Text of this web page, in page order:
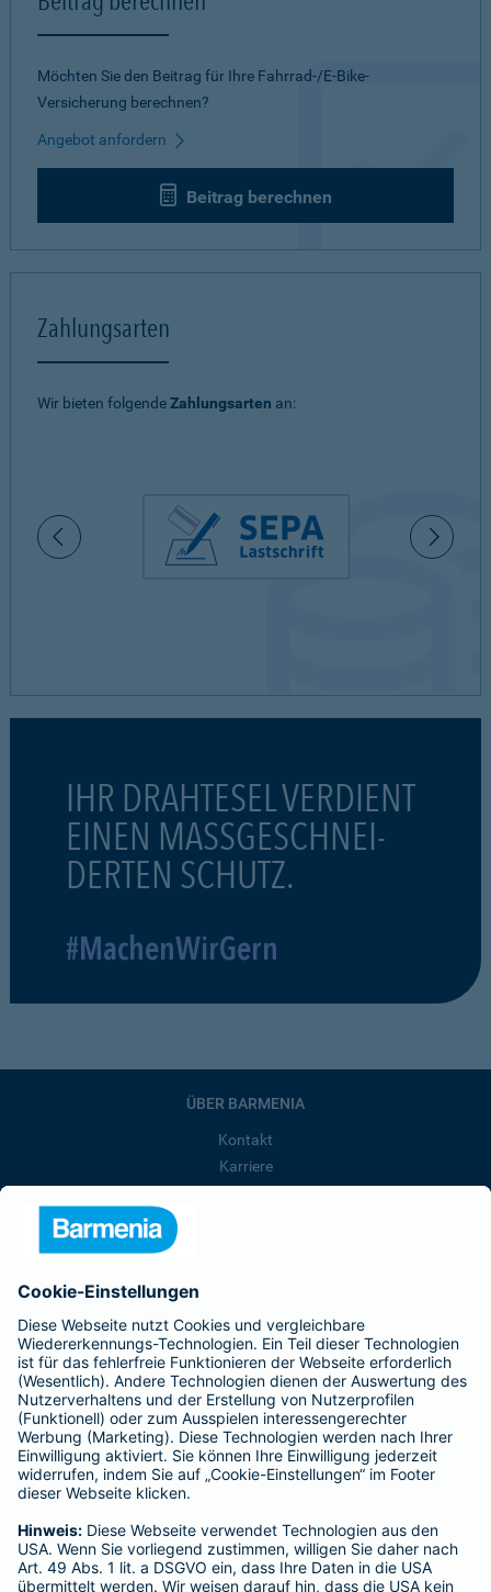
Möchten Sie den Beitrag für Ihre Fahrrad-/E-Bike-
Versicherung berechnen?
Angebot anfordern
Beitrag berechnen
Zahlungsarten
Wir bieten folgendeZahlungsarten an:
IHR DRAHTESEL VERDIENT
EINEN MASSGESCHNEI-
DERTEN SCHUTZ.
#MachenWirGern
ÜBER BARMENIA
Kontakt
Karriere
Barmenia ist Teil der BarmeniaGothaer
BELIEBTE SEITEN
Kranken-Zusatzversicherung
Tierversicherungen
Haftpflichtversicherung
Hausratversicherung
Adresse ändern
Schaden melden